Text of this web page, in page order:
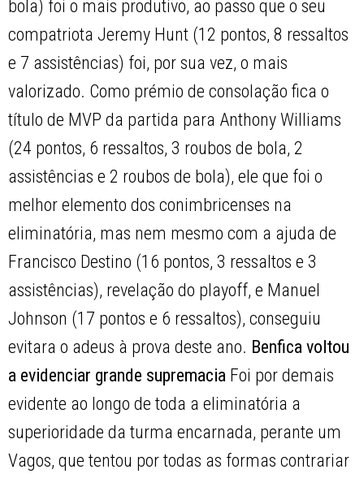
bola) foi o mais produtivo, ao passo que o seu
compatriota Jeremy Hunt (12 pontos, 8 ressaltos
e 7 assistências) foi, por sua vez, o mais
valorizado. Como prémio de consolação fica o
título de MVP da partida para Anthony Williams
(24 pontos, 6 ressaltos, 3 roubos de bola, 2
assistências e 2 roubos de bola), ele que foi o
melhor elemento dos conimbricenses na
eliminatória, mas nem mesmo com a ajuda de
Francisco Destino (16 pontos, 3 ressaltos e 3
assistências), revelação do playoff, e Manuel
Johnson (17 pontos e 6 ressaltos), conseguiu
evitara o adeus à prova deste ano. Benfica voltou
a evidenciar grande supremacia Foi por demais
evidente ao longo de toda a eliminatória a
superioridade da turma encarnada, perante um
Vagos, que tentou por todas as formas contrariar